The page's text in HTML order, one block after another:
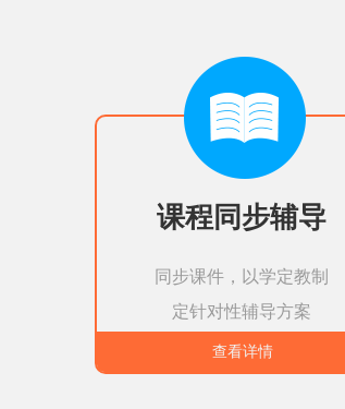
课程同步辅导
同步课件，以学定教制
定针对性辅导方案
查看详情